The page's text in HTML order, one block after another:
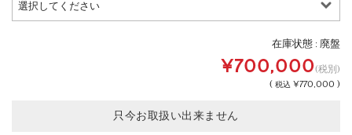
在庫状態 : 廃盤
¥700,000(税別)
( 税込 ¥770,000 )
只今お取扱い出来ません